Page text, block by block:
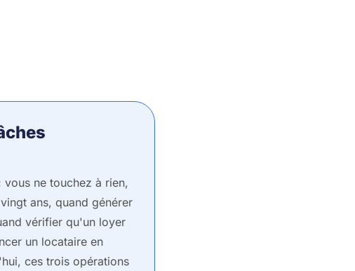
ne touchez à rien,
ans, quand générer
vérifier qu'un loyer
un locataire en
ces trois opérations